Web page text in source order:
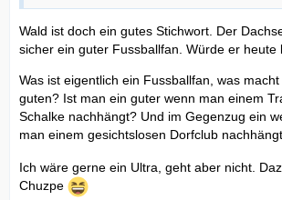
Wald ist doch ein gutes Stichwort. Der
sicher ein guter Fussballfan. Würde er heute
Was ist eigentlich ein Fussballfan, was
guten? Ist man ein guter wenn man einem
Schalke nachhängt? Und im Gegenzug ein
man einem gesichtslosen Dorfclub
Ich wäre gerne ein Ultra, geht aber nicht.
Chuzpe